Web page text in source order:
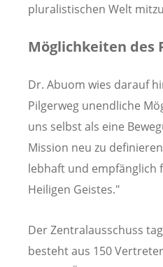
pluralistischen Welt
Möglichkeiten des
Dr. Abuom wies darauf
Pilgerweg unendliche
uns selbst als eine
Mission neu zu
lebhaft und empfänglich
Heiligen Geistes."
Der Zentralausschuss
besteht aus 150